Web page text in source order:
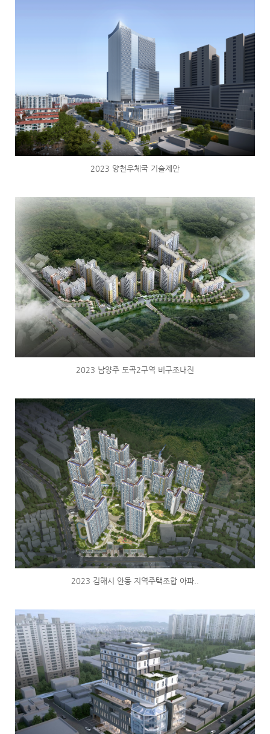
2023 양천우체국 기술제안
2023 남양주 도곡2구역 비구조내진
2023 김해시 안동 지역주택조합 아파..